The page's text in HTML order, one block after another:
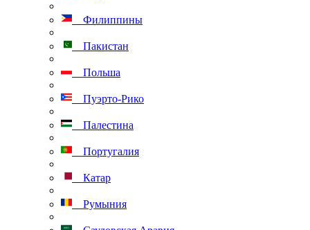
Филиппины
Пакистан
Польша
Пуэрто-Рико
Палестина
Португалия
Катар
Румыния